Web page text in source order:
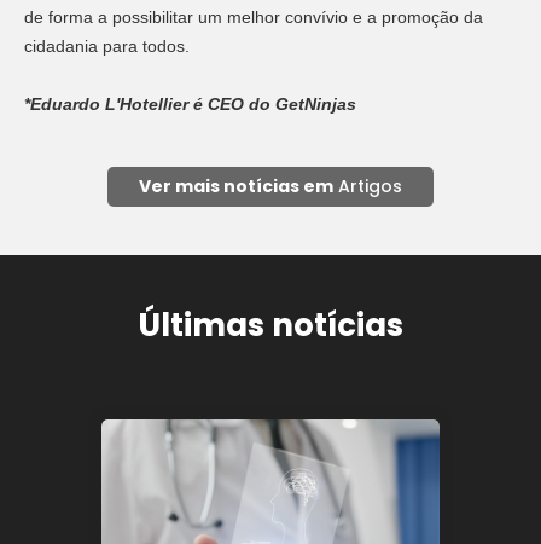
de forma a possibilitar um melhor convívio e a promoção da
cidadania para todos.
*Eduardo L'Hotellier é CEO do GetNinjas
Ver mais notícias em Artigos
Últimas notícias